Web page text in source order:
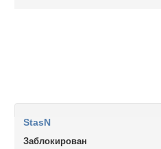
StasN
Заблокирован